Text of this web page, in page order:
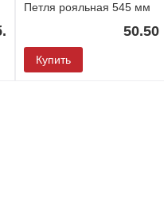
Петля рояльная 545 мм
50.50
Купить